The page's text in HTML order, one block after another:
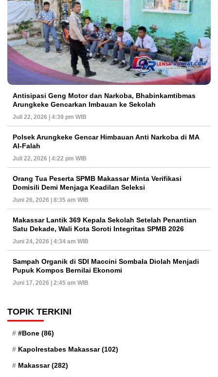
Antisipasi Geng Motor dan Narkoba, Bhabinkamtibmas
Arungkeke Gencarkan Imbauan ke Sekolah
Juli 22, 2026 | 4:39 pm WIB
Polsek Arungkeke Gencar Himbauan Anti Narkoba di MA
Al-Falah
Juli 22, 2026 | 4:22 pm WIB
Orang Tua Peserta SPMB Makassar Minta Verifikasi
Domisili Demi Menjaga Keadilan Seleksi
Juni 26, 2026 | 8:35 am WIB
Makassar Lantik 369 Kepala Sekolah Setelah Penantian
Satu Dekade, Wali Kota Soroti Integritas SPMB 2026
Juni 24, 2026 | 4:34 am WIB
Sampah Organik di SDI Maccini Sombala Diolah Menjadi
Pupuk Kompos Bernilai Ekonomi
Juni 17, 2026 | 2:45 am WIB
TOPIK TERKINI
#Bone (86)
Kapolrestabes Makassar(102)
Makassar(282)